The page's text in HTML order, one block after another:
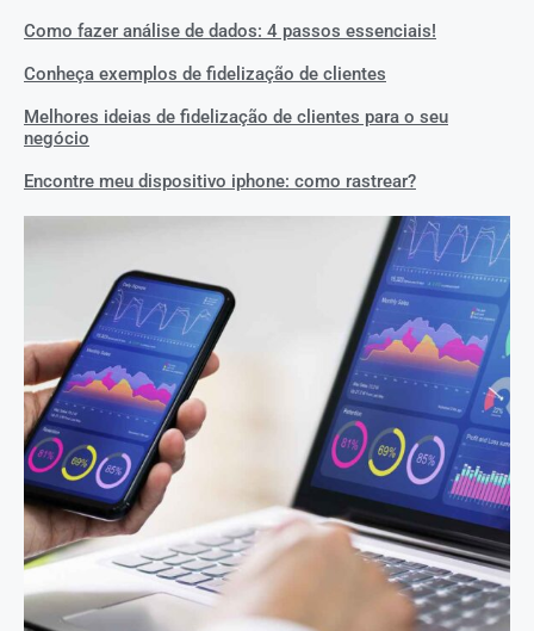
Como fazer análise de dados: 4 passos essenciais!
Conheça exemplos de fidelização de clientes
Melhores ideias de fidelização de clientes para o seu
negócio
Encontre meu dispositivo iphone: como rastrear?